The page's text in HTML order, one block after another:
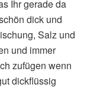
Ihr gerade da
dick und
Salz und
und immer
zufügen wenn
dickflüssig